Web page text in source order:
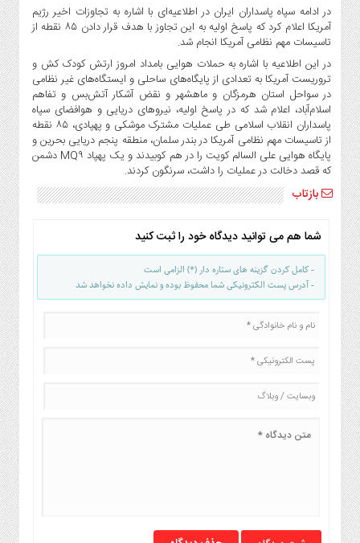
در ادامه سپاه پاسداران ایران در اطلاعیه‌ای با اشاره به تجاوزات اخیر رژیم
آمریکا اعلام کرد که پاسخ اولیه به این تجاوز با هدف قرار دادن ۸۵ نقطه از
تاسیسات مهم نظامی آمریکا انجام شد.
در این اطلاعیه با اشاره به حملات هوایی بامداد امروز ارتش کودک کش و
تروریست آمریکا به تعدادی از پایگاه‌های ساحلی و ایستگاه‌های غیر نظامی
در سواحل استان هرمزگان و ماهشهر و نقض آشکار آتش‌بس و تفاهم
اسلام‌آباد، اعلام شد که در پاسخ اولیه، نیروهای دریایی و هوافضای سپاه
پاسداران انقلاب اسلامی طی عملیات مشترک موشکی و پهپادی، ۸۵ نقطه
از تاسیسات مهم نظامی آمریکا در بندر سلمان، منطقه پنجم دریایی بحرین و
پایگاه هوایی علی السالم کویت را در هم کوبیدند و یک پهپاد MQ۹ دشمن
که قصد دخالت در عملیات را داشت، سرنگون کردند.
بازتاب
شما هم می توانید دیدگاه خود را ثبت کنید
- کامل کردن گزینه های ستاره دار (*) الزامی است
- آدرس پست الکترونیکی شما محفوظ بوده و نمایش داده نخواهد شد